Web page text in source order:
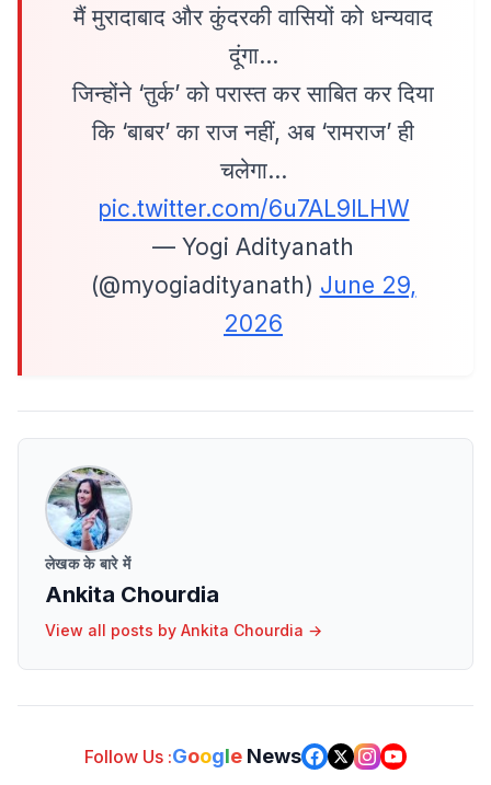
मैं मुरादाबाद और कुंदरकी वासियों को धन्यवाद
दूंगा…
जिन्होंने ‘तुर्क’ को परास्त कर साबित कर दिया
कि ‘बाबर’ का राज नहीं, अब ‘रामराज’ ही
चलेगा…
pic.twitter.com/6u7AL9lLHW
— Yogi Adityanath
(@myogiadityanath) June 29,
2026
लेखक के बारे में
Ankita Chourdia
View all posts by Ankita Chourdia →
Follow Us :Google News